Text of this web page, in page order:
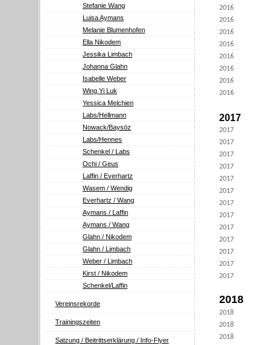
Stefanie Wang
Luisa Aymans
Melanie Blumenhofen
Ella Nikodem
Jessika Limbach
Johanna Glahn
Isabelle Weber
Wing Yi Luk
Yessica Melchien
Labs/Hellmann
Nowack/Baysöz
Labs/Hennes
Schenkel / Labs
Ochi / Geus
Laffin / Everhartz
Wasem / Wendig
Everhartz / Wang
Aymans / Laffin
Aymans / Wang
Glahn / Nikodem
Glahn / Limbach
Weber / Limbach
Kirst / Nikodem
Schenkel/Laffin
Vereinsrekorde
Trainingszeiten
Satzung / Beitrittserklärung / Info-Flyer
2016
2016
2016
2016
2016
2016
2016
2016
2017
2017
2017
2017
2017
2017
2017
2017
2017
2017
2017
2017
2017
2017
2018
2018
2018
2018